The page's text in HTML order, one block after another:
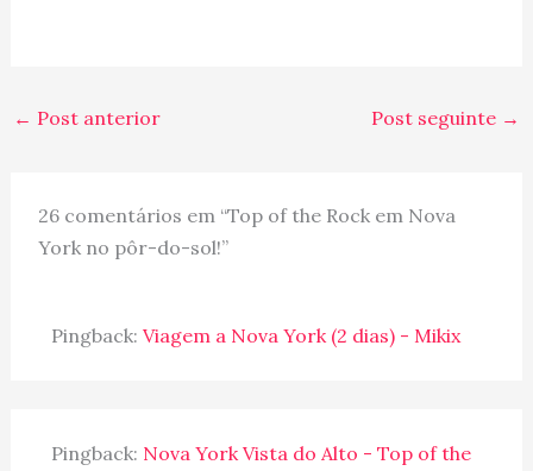
passado, está lançando
← Post anterior Post seguinte →
26 comentários em “Top of the Rock em Nova
York no pôr-do-sol!”
Pingback: Viagem a Nova York (2 dias) - Mikix
Pingback: Nova York Vista do Alto - Top of the